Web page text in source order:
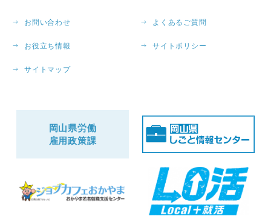
お問い合わせ よくあるご質問
お役立ち情報 サイトポリシー
サイトマップ
岡山県労働
雇用政策課